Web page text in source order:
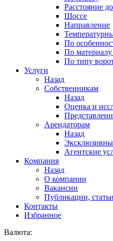
Расстояние
Шоссе
Направление
По
По материалу
По типу
Услуги
Назад
Собственникам
Назад
Оценка и
Арендаторам
Назад
Агентские
Компания
Назад
О компании
Вакансии
Публикации, статьи
Контакты
Избранное
Валюта: